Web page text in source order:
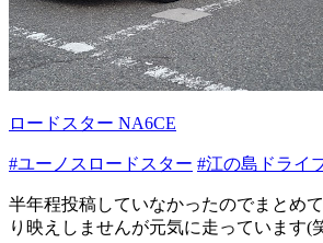
ロードスター NA6CE
#ユーノスロードスター #江の島ドライ
半年程投稿していなかったのでまとめ
り映えしませんが元気に走っています(